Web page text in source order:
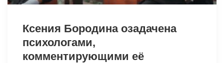
Ксения Бородина озадачена
психологами,
комментирующими её